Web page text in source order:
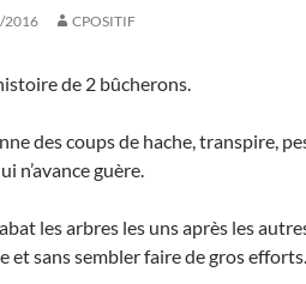
2016 CPOSITIF
de 2 bûcherons.
des coups de hache, transpire,
n’avance guère.
abat les arbres les uns après les
et sans sembler faire de gros efforts.